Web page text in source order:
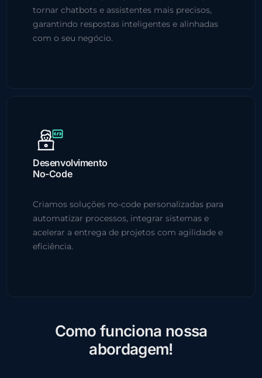
tornar chatbots e assistentes mais precisos,
garantindo respostas inteligentes e alinhadas
com o seu negócio.
Desenvolvimento
No-Code
Criamos soluções no-code personalizadas para
automatizar processos, integrar sistemas e
acelerar a entrega de projetos com agilidade e
eficiência.
Como funciona nossa
abordagem!